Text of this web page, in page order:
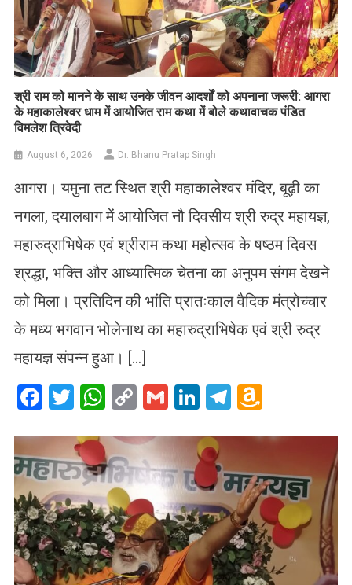
​श्री राम को मानने के साथ उनके जीवन आदर्शों को अपनाना जरूरी: आगरा
के महाकालेश्वर धाम में आयोजित राम कथा में बोले कथावाचक पंडित
विमलेश त्रिवेदी
August 6, 2026 Dr. Bhanu Pratap Singh
आगरा। यमुना तट स्थित श्री महाकालेश्वर मंदिर, बूढ़ी का
नगला, दयालबाग में आयोजित नौ दिवसीय श्री रुद्र महायज्ञ,
महारुद्राभिषेक एवं श्रीराम कथा महोत्सव के षष्ठम दिवस
श्रद्धा, भक्ति और आध्यात्मिक चेतना का अनुपम संगम देखने
को मिला। प्रतिदिन की भांति प्रातःकाल वैदिक मंत्रोच्चार
के मध्य भगवान भोलेनाथ का महारुद्राभिषेक एवं श्री रुद्र
महायज्ञ संपन्न हुआ। […]
Facebook
Twitter
WhatsApp
CopyGmailLinkedIn
Telegram
List